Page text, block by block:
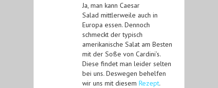
Ja, man kann Caesar
Salad mittlerweile auch in
Europa essen. Dennoch
schmeckt der typisch
amerikanische Salat am Besten
mit der Soße von Cardini’s.
Diese findet man leider selten
bei uns. Deswegen behelfen
wir uns mit diesem Rezept.